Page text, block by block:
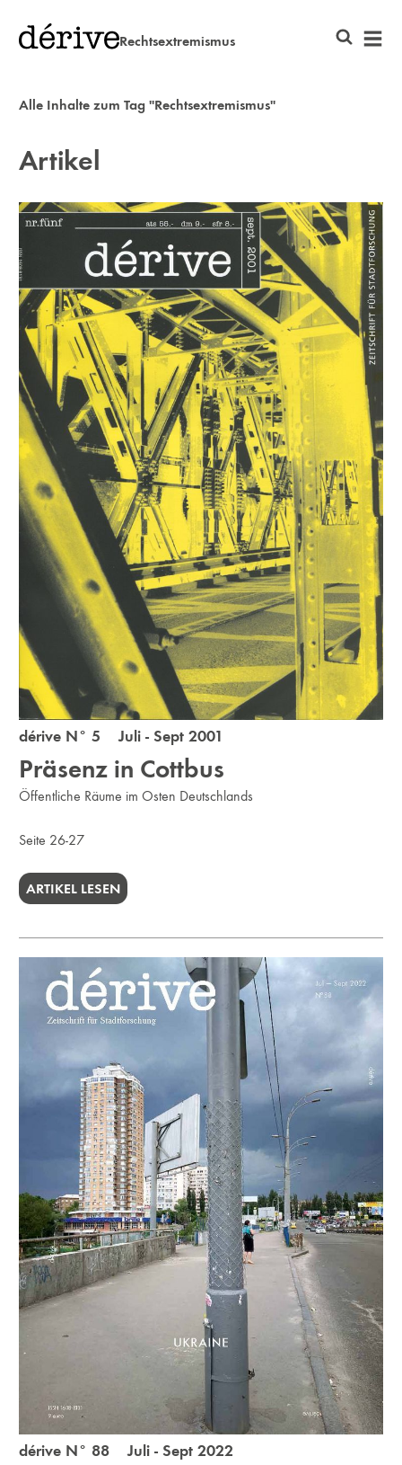
Rechtsextremismus
Alle Inhalte zum Tag "Rechtsextremismus"
Artikel
dérive N° 5 Juli - Sept 2001
Präsenz in Cottbus
Öffentliche Räume im Osten Deutschlands
Seite 26-27
ARTIKEL LESEN
dérive N° 88 Juli - Sept 2022